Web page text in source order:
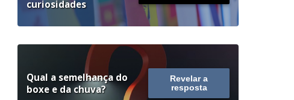
curiosidades
Qual a semelhança do
boxe e da chuva?
Revelar a
resposta